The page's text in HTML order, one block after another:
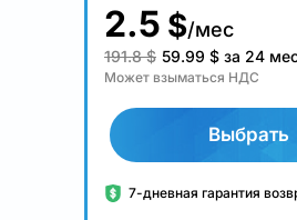
2.5 $/мес
191.8 $ 59.99 $ за 24
Может взыматься НДС
Выбрать
7-дневная гарантия